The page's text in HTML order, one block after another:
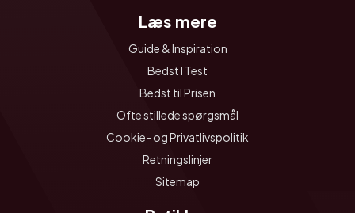
Læs mere
Guide & Inspiration
Bedst I Test
Bedst til Prisen
Ofte stillede spørgsmål
Cookie- og Privatlivspolitik
Retningslinjer
Sitemap